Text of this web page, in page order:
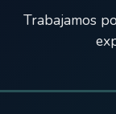
Trabajamos